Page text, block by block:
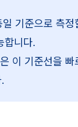
기준으로 측정
합니다.
이 기준선을 빠